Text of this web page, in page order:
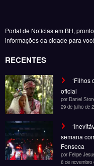
Portal de Notícias em BH,
informações da cidade para
RECENTES
‘Filhos
oficial
por Daniel
29 de julho de
semana
Fonseca
por Felipe
6 de novembro